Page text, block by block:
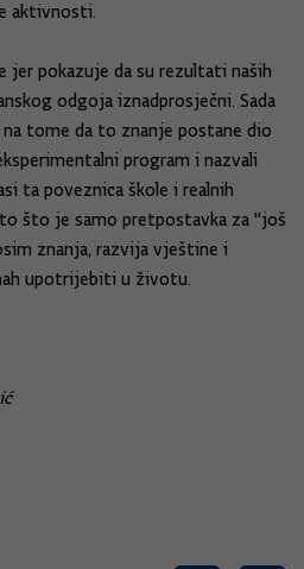
aktivnosti.
pokazuje da su rezultati naših
odgoja iznadprosječni. Sada
tome da to znanje postane dio
program i nazvali
ta poveznica škole i realnih
što je samo pretpostavka za "još
znanja, razvija vještine i
upotrijebiti u životu.